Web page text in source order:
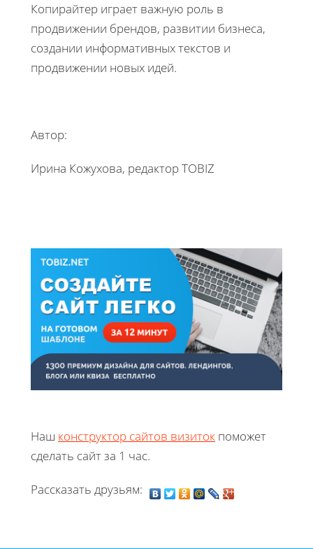
Копирайтер играет важную роль в
продвижении брендов, развитии бизнеса,
создании информативных текстов и
продвижении новых идей.
Автор:
Ирина Кожухова, редактор TOBIZ
Наш конструктор сайтов визиток поможет
сделать сайт за 1 час.
Рассказать друзьям: